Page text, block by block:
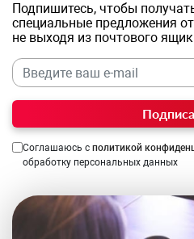
Подпишитесь, чтобы
специальные предложения
не выходя из почтового
Соглашаюсь с политикой
обработку персональных данных